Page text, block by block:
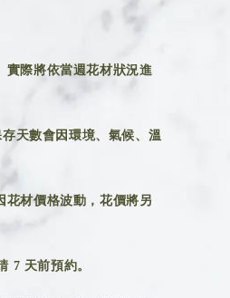
實際將依當週花材狀況進
天數會因環境、氣候、溫
花材價格波動，花價將另
7 天前預約。